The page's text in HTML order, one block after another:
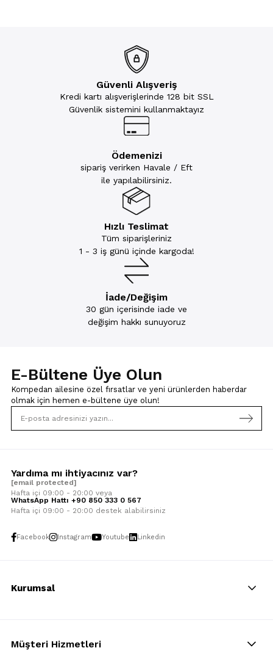
Güvenli Alışveriş
Kredi kartı alışverişlerinde 128 bit SSL
Güvenlik sistemini kullanmaktayız
Ödemenizi
sipariş verirken Havale / Eft
ile yapılabilirsiniz.
Hızlı Teslimat
Tüm siparişleriniz
1 - 3 iş günü içinde kargoda!
İade/Değişim
30 gün içerisinde iade ve
değişim hakkı sunuyoruz
E-Bültene Üye Olun
Kompedan ailesine özel fırsatlar ve yeni ürünlerden haberdar
olmak için hemen e-bültene üye olun!
Yardıma mı ihtiyacınız var?
[email protected]
Hafta içi 09:00 - 20:00 veya
WhatsApp Hattı +90 850 333 0 567
Hafta içi 09:00 - 20:00 destek alabilirsiniz
Facebook Instagram Youtube Linkedin
Kurumsal
Müşteri Hizmetleri